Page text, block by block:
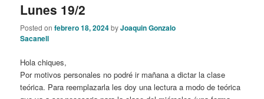
Lunes 19/2
Posted onfebrero 18, 2024byJoaquin Gonzalo
Sacanell
Hola chiques,
Por motivos personales no podré ir mañana a dictar la clase
teórica. Para reemplazarla les doy una lectura a modo de teórica